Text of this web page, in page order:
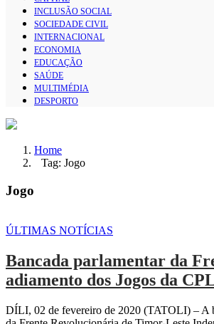
INCLUSÃO SOCIAL
SOCIEDADE CIVIL
INTERNACIONAL
ECONOMIA
EDUCAÇÃO
SAÚDE
MULTIMÉDIA
DESPORTO
Home
Tag: Jogo
Jogo
ÚLTIMAS NOTÍCIAS
Bancada parlamentar da
adiamento dos Jogos da
DÍLI, 02 de fevereiro de 2020 (TATOLI) – A